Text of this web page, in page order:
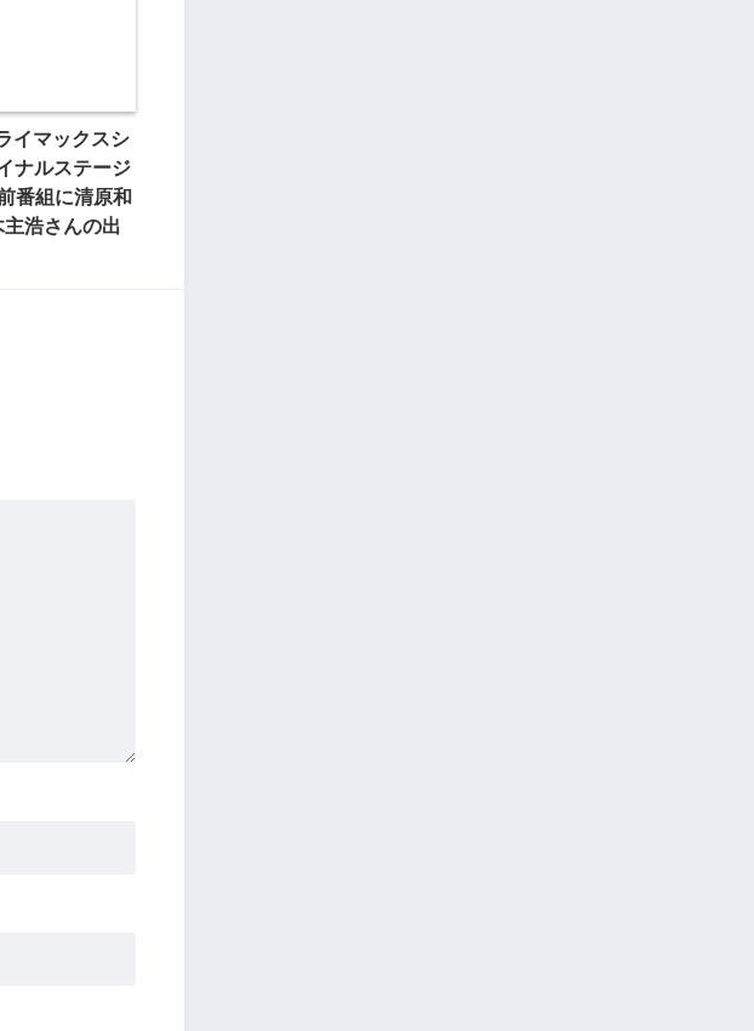
イマックスシ
ナルステージ
番組に清原和
浩さんの出